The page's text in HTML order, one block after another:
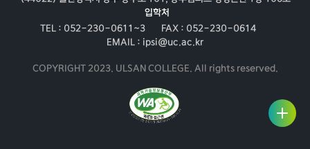
라인상
담
모집과
정
입학처
TEL : 052-230-0611~3 FAX : 052-230-0614
EMAIL : ipsi@uc.ac.kr
COPYRIGHT 2023. ULSAN COLLEGE. All rights reserved.